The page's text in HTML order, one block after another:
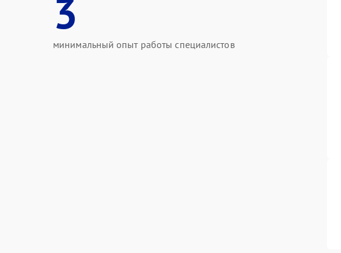
3
минимальный опыт работы специалистов